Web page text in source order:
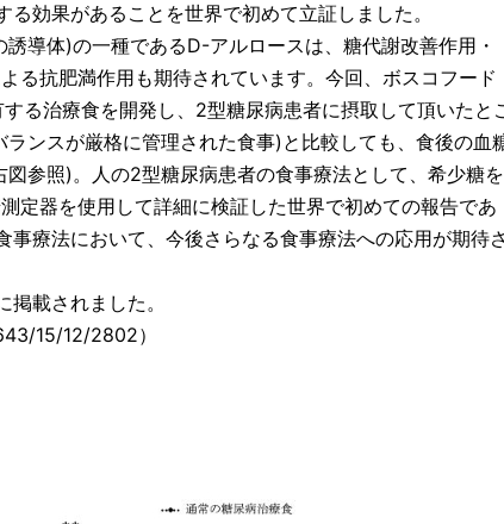
効果があることを世界で初めて立証しました。
導体)の一種であるD-アルロースは、糖代謝改善作用・
る抗肥満作用も期待されています。今回、ボスコフード
る治療食を開発し、2型糖尿病患者に摂取して頂いたと
ンスが厳格に管理された食事)と比較しても、食後の血
参照)。人の2型糖尿病患者の食事療法として、希少糖を
定器を使用して詳細に検証した世界で初めての報告であ
事療法において、今後さらなる食事療法への応用が期待さ
掲載されました。
15/12/2802）